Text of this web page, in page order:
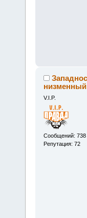
низменный
V.I.P.
Сообщений: 738
Репутация: 72